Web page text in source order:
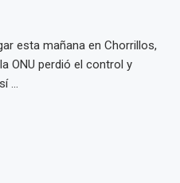
esta mañana en Chorrillos,
ONU perdió el control y
...